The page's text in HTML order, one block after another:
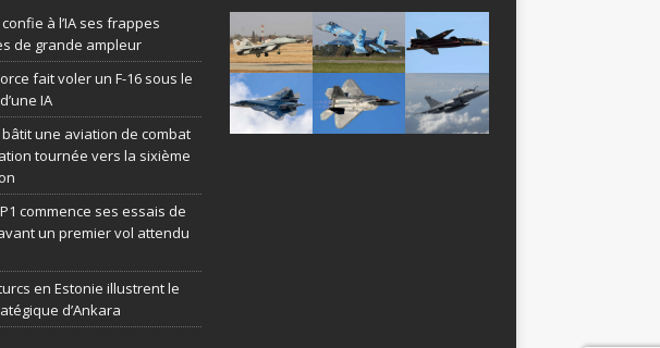
à l’IA ses frappes
de grande ampleur
fait voler un F-16 sous le
IA
bâtit une aviation de combat
tournée vers la sixième
P1 commence ses essais de
un premier vol attendu
en Estonie illustrent le
d’Ankara